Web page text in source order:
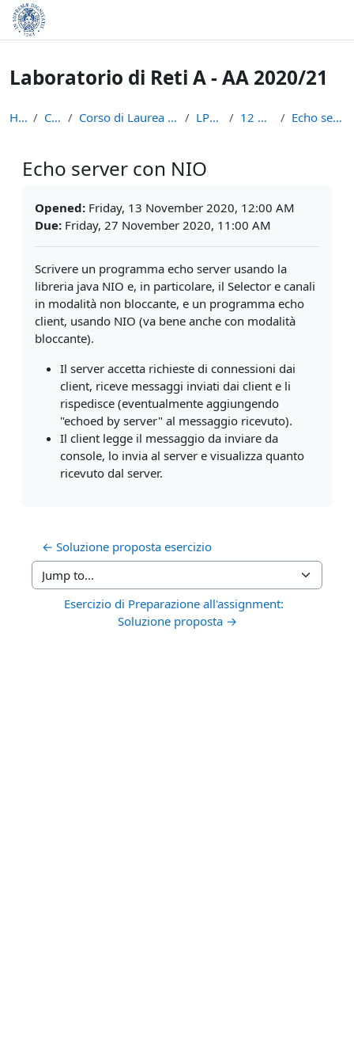
Skip to main content
Laboratorio di Reti A - AA 2020/21
Home Courses Corso di Laurea in Informatica (L-31) LPR-A2021 12 Novembre Echo server con NIO
Echo server con NIO
Opened: Friday, 13 November 2020, 12:00 AM
Due: Friday, 27 November 2020, 11:00 AM
Scrivere un programma echo server usando la
libreria java NIO e, in particolare, il Selector e canali
in modalità non bloccante, e un programma echo
client, usando NIO (va bene anche con modalità
bloccante).
Il server accetta richieste di connessioni dai
client, riceve messaggi inviati dai client e li
rispedisce (eventualmente aggiungendo
"echoed by server" al messaggio ricevuto).
Il client legge il messaggio da inviare da
console, lo invia al server e visualizza quanto
ricevuto dal server.
← Soluzione proposta esercizio
Jump to...
Esercizio di Preparazione all'assignment:
Soluzione proposta →